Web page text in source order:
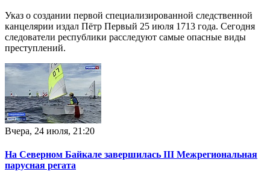
Указ о создании первой специализированной следственной
канцелярии издал Пётр Первый 25 июля 1713 года. Сегодня
следователи республики расследуют самые опасные виды
преступлений.
Вчера, 24 июля, 21:20
На Северном Байкале завершилась III Межрегиональная
парусная регата